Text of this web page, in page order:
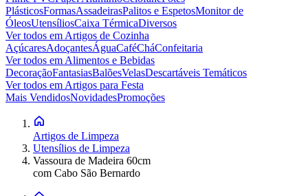
PlásticosFormasAssadeirasPalitos e EspetosMonitor de
ÓleosUtensíliosCaixa TérmicaDiversos
Ver todos em Artigos de Cozinha
AçúcaresAdoçantesÁguaCaféCháConfeitaria
Ver todos em Alimentos e Bebidas
DecoraçãoFantasiasBalõesVelasDescartáveis Temáticos
Ver todos em Artigos para Festa
Mais VendidosNovidadesPromoções
Artigos de Limpeza
Utensílios de Limpeza
Vassoura de Madeira 60cm
com Cabo São Bernardo